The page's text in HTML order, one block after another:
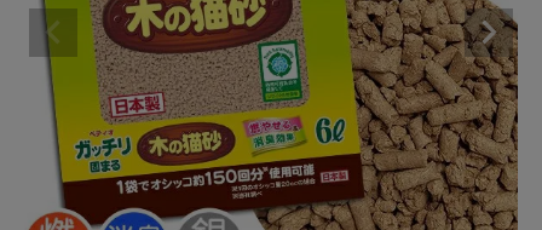
ACCOUNT MENU
ようこそ ゲスト 様
ログイン person 新規会員登録